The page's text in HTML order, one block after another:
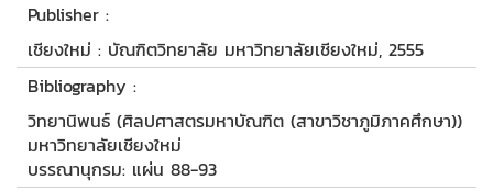
Publisher :
เชียงใหม่ : บัณฑิตวิทยาลัย มหาวิทยาลัยเชียงใหม่, 2555
Bibliography :
วิทยานิพนธ์ (ศิลปศาสตรมหาบัณฑิต (สาขาวิชาภูมิภาคศึกษา))
มหาวิทยาลัยเชียงใหม่
บรรณานุกรม: แผ่น 88-93